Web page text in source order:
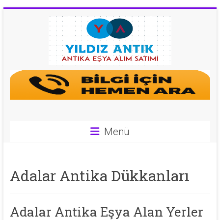
Antika
Eşya
0
592
Menü
Adalar Antika Dükkanları
Adalar Antika Eşya Alan Yerler